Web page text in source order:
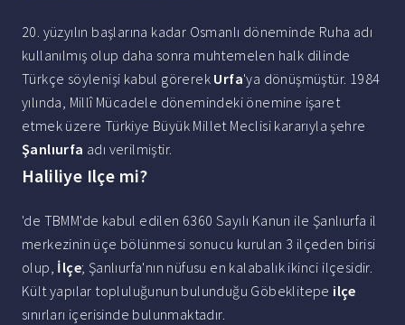
20. yüzyılın başlarına kadar Osmanlı döneminde Ruha adı
kullanılmış olup daha sonra muhtemelen halk dilinde
Türkçe söylenişi kabul görerek Urfa'ya dönüşmüştür. 1984
yılında, Millî Mücadele dönemindeki önemine işaret
etmek üzere Türkiye Büyük Millet Meclisi kararıyla şehre
Şanlıurfa adı verilmiştir.
Haliliye Ilçe mi?
'de TBMM'de kabul edilen 6360 Sayılı Kanun ile Şanlıurfa il
merkezinin üçe bölünmesi sonucu kurulan 3 ilçeden birisi
olup, İlçe; Şanlıurfa'nın nüfusu en kalabalık ikinci ilçesidir.
Kült yapılar topluluğunun bulunduğu Göbeklitepe ilçe
sınırları içerisinde bulunmaktadır.